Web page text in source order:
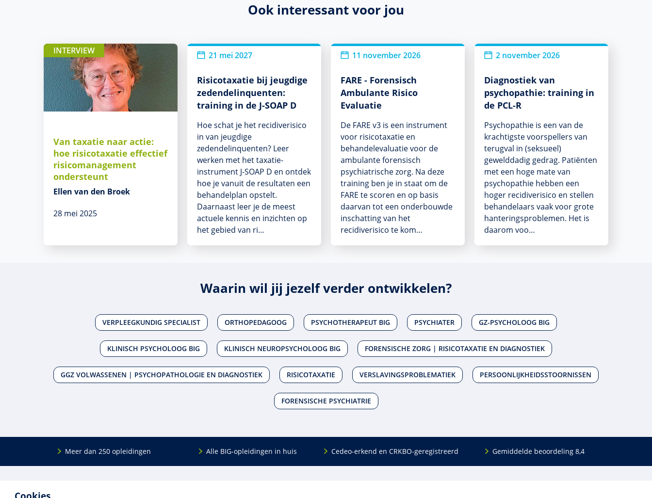
Ook interessant voor jou
INTERVIEW
Van taxatie naar actie:
hoe risicotaxatie effectief
risicomanagement
ondersteunt
Ellen van den Broek
28 mei 2025
21 mei 2027
Risicotaxatie bij jeugdige
zedendelinquenten:
training in de J-SOAP D
Hoe schat je het recidiverisico
in van jeugdige
zedendelinquenten? Leer
werken met het taxatie-
instrument J-SOAP D en ontdek
hoe je vanuit de resultaten een
behandelplan opstelt.
Daarnaast leer je de meest
actuele kennis en inzichten op
het gebied van ri…
11 november 2026
FARE - Forensisch
Ambulante Risico
Evaluatie
De FARE v3 is een instrument
voor risicotaxatie en
behandelevaluatie voor de
ambulante forensisch
psychiatrische zorg. Na deze
training ben je in staat om de
FARE te scoren en op basis
daarvan tot een onderbouwde
inschatting van het
recidiverisico te kom…
2 november 2026
Diagnostiek van
psychopathie: training in
de PCL-R
Psychopathie is een van de
krachtigste voorspellers van
terugval in (seksueel)
gewelddadig gedrag. Patiënten
met een hoge mate van
psychopathie hebben een
hoger recidiverisico en stellen
behandelaars vaak voor grote
hanteringsproblemen. Het is
daarom voo…
Waarin wil jij jezelf verder ontwikkelen?
VERPLEEGKUNDIG SPECIALIST ORTHOPEDAGOOG PSYCHOTHERAPEUT BIG PSYCHIATER GZ-PSYCHOLOOG BIG
KLINISCH PSYCHOLOOG BIG KLINISCH NEUROPSYCHOLOOG BIG FORENSISCHE ZORG | RISICOTAXATIE EN DIAGNOSTIEK
GGZ VOLWASSENEN | PSYCHOPATHOLOGIE EN DIAGNOSTIEK RISICOTAXATIE VERSLAVINGSPROBLEMATIEK PERSOONLIJKHEIDSSTOORNISSEN
FORENSISCHE PSYCHIATRIE
Meer dan 250 opleidingen Alle BIG-opleidingen in huis Cedeo-erkend en CRKBO-geregistreerd Gemiddelde beoordeling 8,4